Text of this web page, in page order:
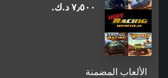
٧٫٥٠٠ د.ك.‏
الألعاب المضمنة